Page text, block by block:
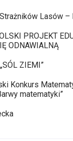
Lasów –
PROJEKT
ODNAWIALNĄ
ZIEMI”
Konkurs
matematyki”